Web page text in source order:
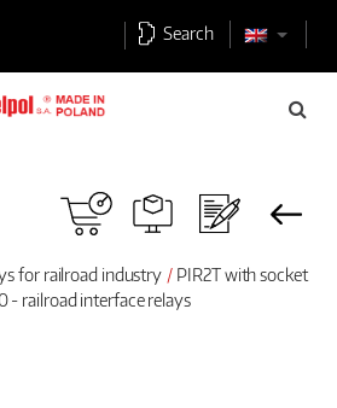
Search
for railroad industry
PIR2T with socket
- railroad interface relays